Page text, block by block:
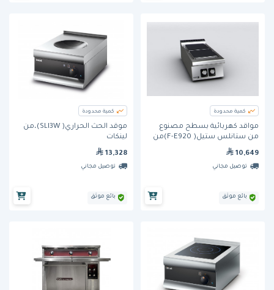
كمية محدودة
مواقد كهربائية بسطح مصنوع
من ستانلس ستيل( F-E920)من
10,649
توصيل مجاني
بائع موثق
كمية محدودة
موقد الحث الحراري( SLI3W)،من
لينكات
13,328
توصيل مجاني
بائع موثق